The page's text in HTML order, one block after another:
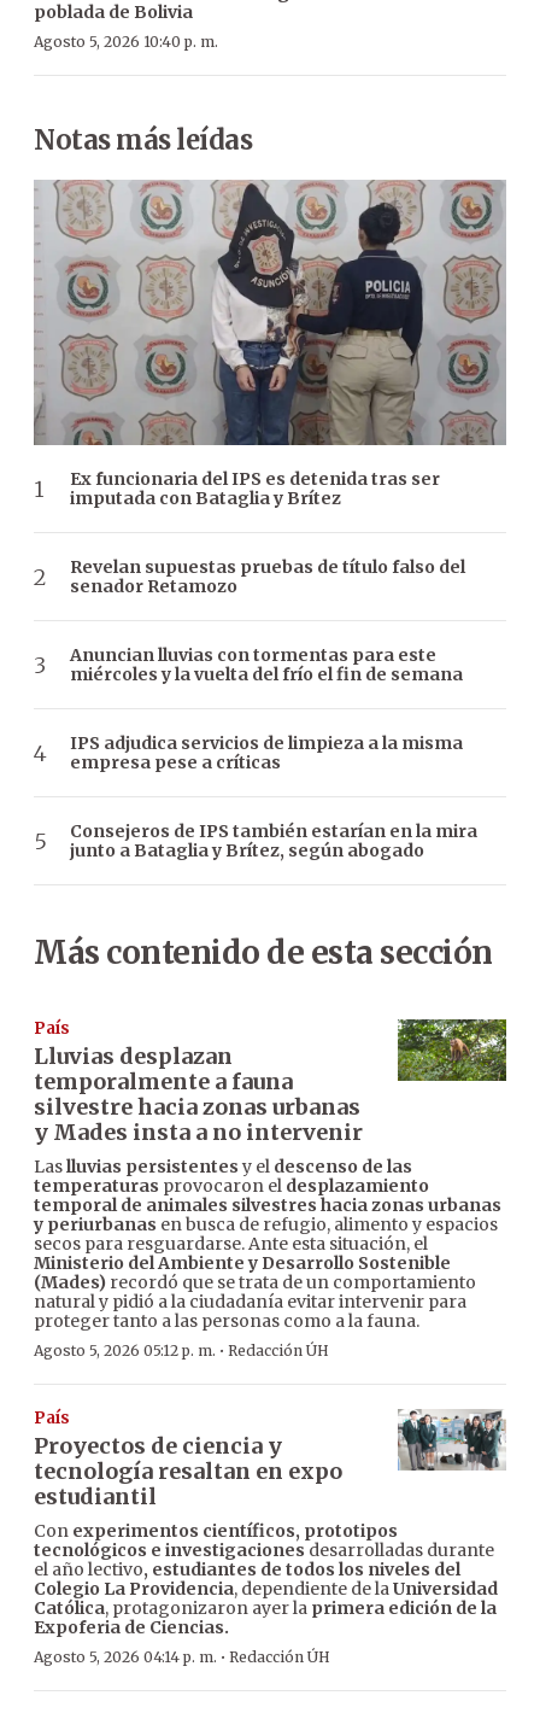
poblada de Bolivia
Agosto 5, 2026 10:40 p. m.
Notas más leídas
Ex funcionaria del IPS es detenida tras ser
imputada con Bataglia y Brítez
Revelan supuestas pruebas de título falso del
senador Retamozo
Anuncian lluvias con tormentas para este
miércoles y la vuelta del frío el fin de semana
IPS adjudica servicios de limpieza a la misma
empresa pese a críticas
Consejeros de IPS también estarían en la mira
junto a Bataglia y Brítez, según abogado
Más contenido de esta sección
País
Lluvias desplazan
temporalmente a fauna
silvestre hacia zonas urbanas
y Mades insta a no intervenir
Laslluvias persistentes y el descenso de las
temperaturas provocaron el desplazamiento
temporal de animales silvestres hacia zonas urbanas
y periurbanas en busca de refugio, alimento y espacios
secos para resguardarse. Ante esta situación, el
Ministerio del Ambiente y Desarrollo Sostenible
(Mades) recordó que se trata de un comportamiento
natural y pidió a la ciudadanía evitar intervenir para
proteger tanto a las personas como a la fauna.
Agosto 5, 2026 05:12 p. m. · Redacción ÚH
País
Proyectos de ciencia y
tecnología resaltan en expo
estudiantil
Con experimentos científicos, prototipos
tecnológicos e investigaciones desarrolladas durante
el año lectivo, estudiantes de todos los niveles del
Colegio La Providencia, dependiente de laUniversidad
Católica, protagonizaron ayer la primera edición de la
Expoferia de Ciencias.
Agosto 5, 2026 04:14 p. m. · Redacción ÚH